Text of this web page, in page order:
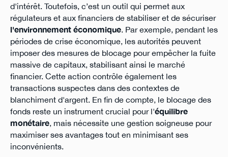
d'intérêt. Toutefois, c’est un outil qui permet aux
régulateurs et aux financiers de stabiliser et de sécuriser
l'environnement économique. Par exemple, pendant les
périodes de crise économique, les autorités peuvent
imposer des mesures de blocage pour empêcher la fuite
massive de capitaux, stabilisant ainsi le marché
financier. Cette action contrôle également les
transactions suspectes dans des contextes de
blanchiment d'argent. En fin de compte, le blocage des
fonds reste un instrument crucial pour l'équilibre
monétaire, mais nécessite une gestion soigneuse pour
maximiser ses avantages tout en minimisant ses
inconvénients.